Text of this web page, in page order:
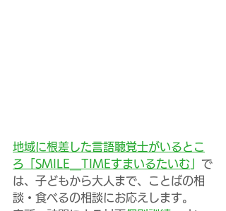
地域に根差した言語聴覚士がいるとこ
ろ「SMILE＿TIMEすまいるたいむ
で
は、子どもから大人まで、ことばの相
談・食べるの相談にお応えします。